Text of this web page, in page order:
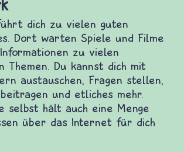
Kinderwebsites. Dort
und Informationen zu vielen
dich mit anderen Kindern
etwas beitragen und etliches
eine Menge Spaß und